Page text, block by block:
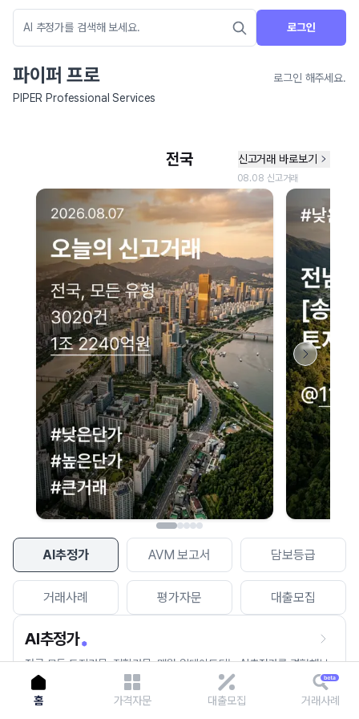
로그인
파이퍼 프로
로그인 해주세요.
PIPER Professional Services
AI추정가 AVM 보고서 담보등급
거래사례 평가자문 대출모집
AI추정가
전국 모든 토지건물, 집합건물, 매월 업데이트되는 AI추정가를 경험해보
세요.
네이버 지도 연결 안내
현재 네이버 지도 연결이 원활하지 않아 지도를 불러올 수 없습니다.
이용에 불편을 드려 죄송합니다.
다시 시도
홈 가격자문 대출모집 거래사례